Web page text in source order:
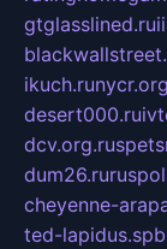
gtglasslined.ru
ikuch.ru
desert000.ru
dcv.org.ru
dum26.ru
cheyenne-
ted-